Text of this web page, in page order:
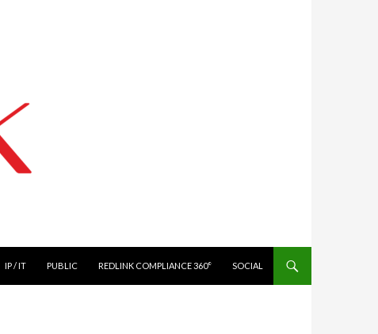
IP / IT PUBLIC REDLINK COMPLIANCE 360° SOCIAL